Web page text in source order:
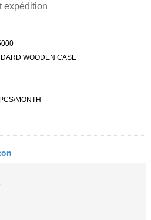
expédition
WOODEN CASE
MONTH